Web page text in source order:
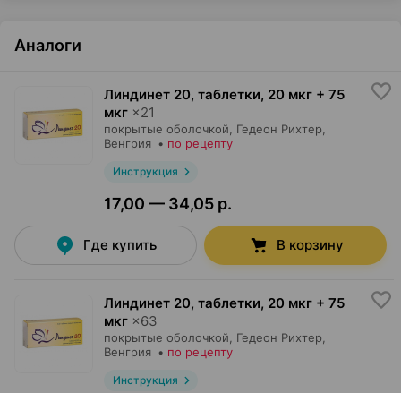
Аналоги
Линдинет 20, таблетки, 20 мкг + 75
мкг ×21
покрытые оболочкой, Гедеон Рихтер
Венгрия • по рецепту
Инструкция
17,00 — 34,05 р.
Где купить В корзину
Линдинет 20, таблетки, 20 мкг + 75
мкг ×63
покрытые оболочкой, Гедеон Рихтер
Венгрия • по рецепту
Инструкция